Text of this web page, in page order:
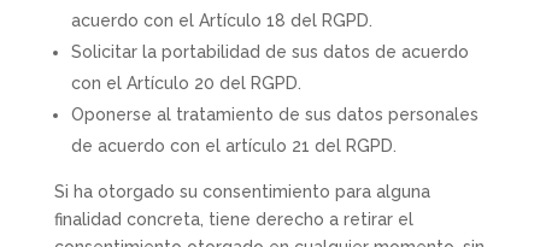
acuerdo con el Artículo 18 del RGPD.
Solicitar la portabilidad de sus datos de acuerdo
con el Artículo 20 del RGPD.
Oponerse al tratamiento de sus datos personales
de acuerdo con el artículo 21 del RGPD.
Si ha otorgado su consentimiento para alguna
finalidad concreta, tiene derecho a retirar el